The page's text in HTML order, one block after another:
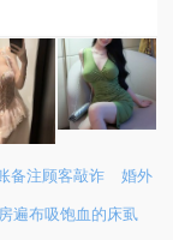
备注顾客敲诈 婚外
遍布吸饱血的床虱